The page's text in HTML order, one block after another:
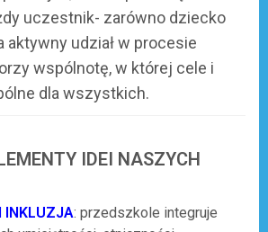
uczestnik- zarówno dziecko
aktywny udział w procesie
wspólnotę, w której cele i
dla wszystkich.
IDEI NASZYCH
INKLUZJA: przedszkole integruje